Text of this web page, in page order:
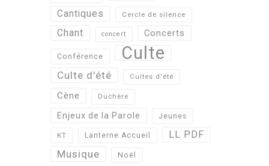
Cantiques Cercle de silence
Chant concert Concerts
Conférence Culte
Culte d'été Cultes d'été
Cène Duchère
Enjeux de la Parole Jeunes
KT Lanterne Accueil LL PDF
Musique Noël